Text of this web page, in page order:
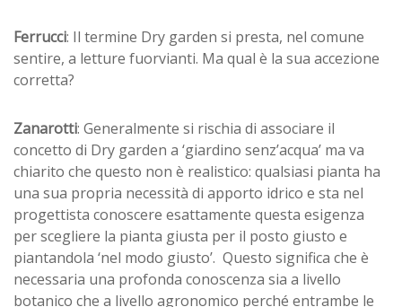
Ferrucci: Il termine Dry garden si presta, nel comune
sentire, a letture fuorvianti. Ma qual è la sua accezione
corretta?
Zanarotti: Generalmente si rischia di associare il
concetto di Dry garden a ‘giardino senz’acqua’ ma va
chiarito che questo non è realistico: qualsiasi pianta ha
una sua propria necessità di apporto idrico e sta nel
progettista conoscere esattamente questa esigenza
per scegliere la pianta giusta per il posto giusto e
piantandola ‘nel modo giusto’. Questo significa che è
necessaria una profonda conoscenza sia a livello
botanico che a livello agronomico perché entrambe le